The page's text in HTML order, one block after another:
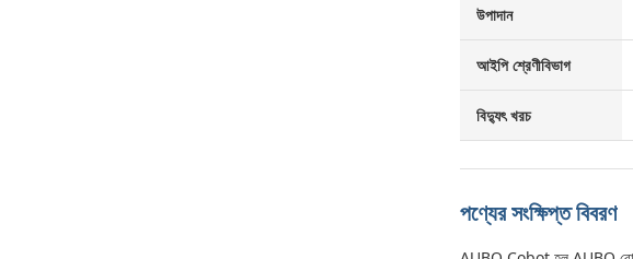
উপাদান
আইপি শ্রেণীবিভাগ
বিদ্যুৎ খরচ
পণ্যের সংক্ষিপ্ত বিবরণ